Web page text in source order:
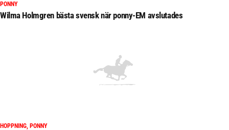
PONNY
Wilma Holmgren bästa svensk när ponny-EM avslutades
HOPPNING, PONNY